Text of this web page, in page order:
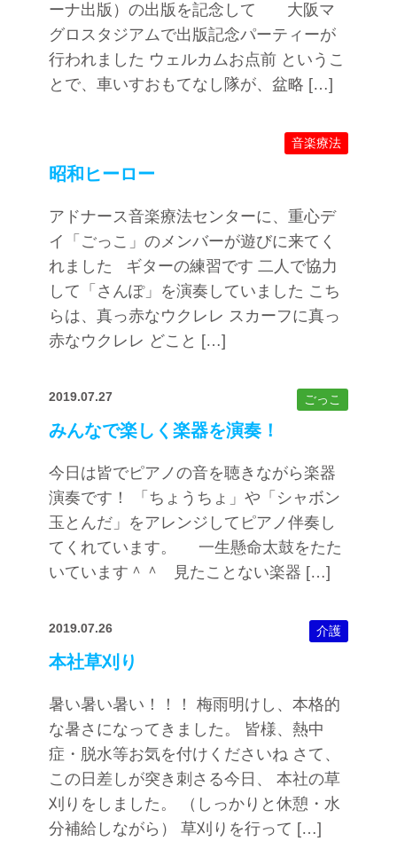
ーナ出版）の出版を記念して 大阪マ
グロスタジアムで出版記念パーティーが
行われました ウェルカムお点前 というこ
とで、車いすおもてなし隊が、盆略 […]
音楽療法
昭和ヒーロー
アドナース音楽療法センターに、重心デ
イ「ごっこ」のメンバーが遊びに来てく
れました ギターの練習です 二人で協力
して「さんぽ」を演奏していました こち
らは、真っ赤なウクレレ スカーフに真っ
赤なウクレレ どこと […]
2019.07.27 ごっこ
みんなで楽しく楽器を演奏！
今日は皆でピアノの音を聴きながら楽器
演奏です！ 「ちょうちょ」や「シャボン
玉とんだ」をアレンジしてピアノ伴奏し
てくれています。 一生懸命太鼓をたた
いています＾＾ 見たことない楽器 […]
2019.07.26 介護
本社草刈り
暑い暑い暑い！！！ 梅雨明けし、本格的
な暑さになってきました。 皆様、熱中
症・脱水等お気を付けくださいね さて、
この日差しが突き刺さる今日、 本社の草
刈りをしました。 （しっかりと休憩・水
分補給しながら） 草刈りを行って […]